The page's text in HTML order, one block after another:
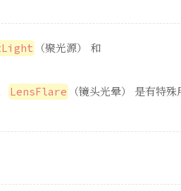
（聚光源） 和
LensFlare
（镜头光晕） 是有特